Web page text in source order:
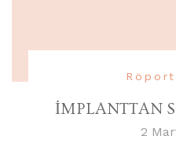
İMPLANTTAN
2